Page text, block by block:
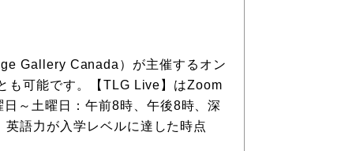
Gallery Canada）が主催するオン
も可能です。【TLG Live】はZoom
～土曜日：午前8時、午後8時、深
語力が入学レベルに達した時点